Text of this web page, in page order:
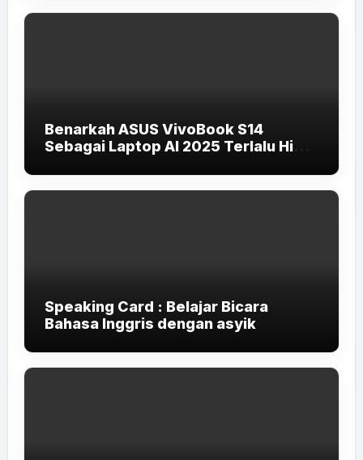
Benarkah ASUS VivoBook S14
Sebagai Laptop AI 2025 Terlalu High-
Speaking Card : Belajar Bicara
Bahasa Inggris dengan asyik